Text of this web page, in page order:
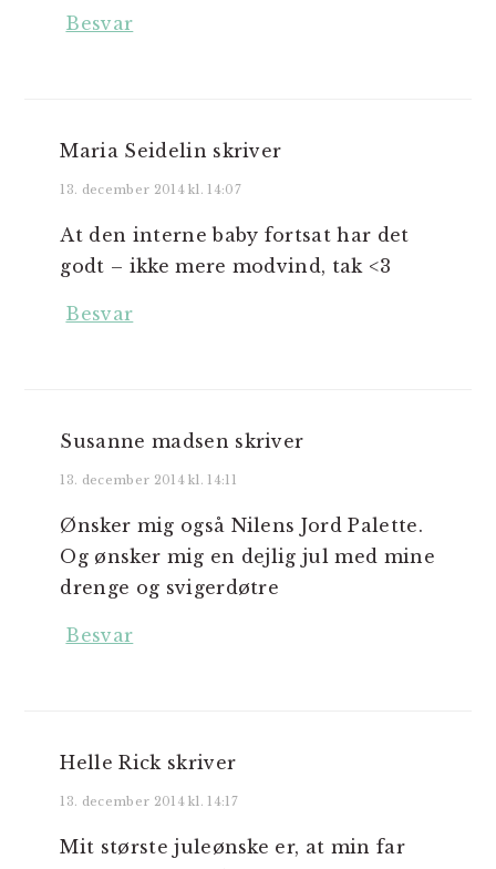
Besvar
Maria Seidelin skriver
13. december 2014 kl. 14:07
At den interne baby fortsat har det
godt – ikke mere modvind, tak <3
Besvar
Susanne madsen skriver
13. december 2014 kl. 14:11
Ønsker mig også Nilens Jord Palette.
Og ønsker mig en dejlig jul med mine
drenge og svigerdøtre
Besvar
Helle Rick skriver
13. december 2014 kl. 14:17
Mit største juleønske er, at min far